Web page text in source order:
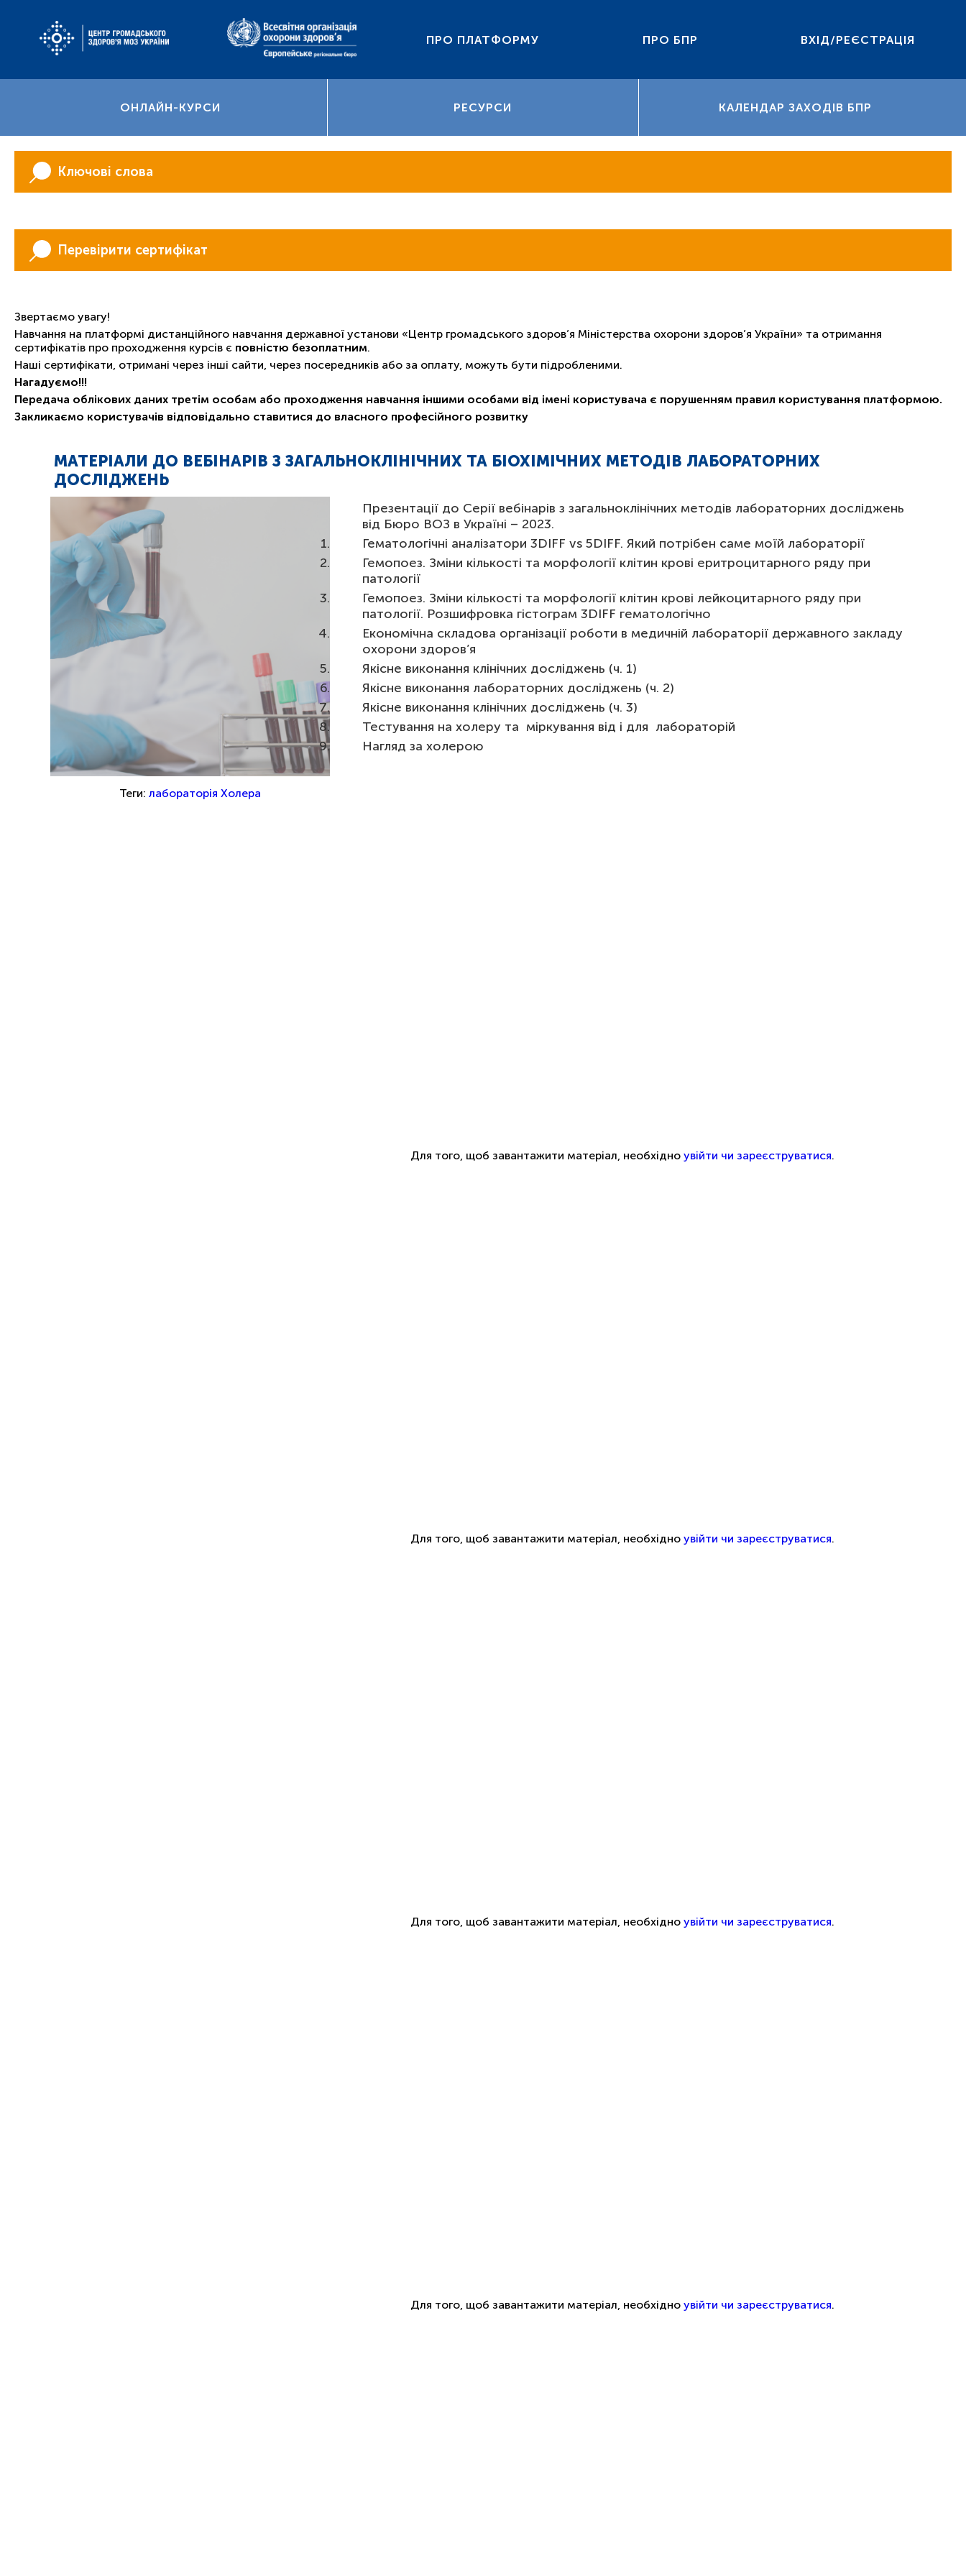
ПРО ПЛАТФОРМУ ПРО БПР ВХІД/РЕЄСТРАЦІЯ
ОНЛАЙН-КУРСИ РЕСУРСИ КАЛЕНДАР ЗАХОДІВ БПР
Ключові слова
Перевірити сертифікат
Звертаємо увагу!
Навчання на платформі дистанційного навчання державної установи «Центр громадського здоров’я Міністерства охорони здоров’я України» та отримання
сертифікатів про проходження курсів є повністю безоплатним.
Наші сертифікати, отримані через інші сайти, через посередників або за оплату, можуть бути підробленими.
Нагадуємо!!!
Передача облікових даних третім особам або проходження навчання іншими особами від імені користувача є порушенням правил користування платформою.
Закликаємо користувачів відповідально ставитися до власного професійного розвитку
МАТЕРІАЛИ ДО ВЕБІНАРІВ З ЗАГАЛЬНОКЛІНІЧНИХ ТА БІОХІМІЧНИХ МЕТОДІВ ЛАБОРАТОРНИХ
ДОСЛІДЖЕНЬ
Презентації до Серії вебінарів з загальноклінічних методів лабораторних досліджень
від Бюро ВОЗ в Україні – 2023.
Гематологічні аналізатори 3DIFF vs 5DIFF. Який потрібен саме моїй лабораторії
Гемопоез. Зміни кількості та морфології клітин крові еритроцитарного ряду при
патології
Гемопоез. Зміни кількості та морфології клітин крові лейкоцитарного ряду при
патології. Розшифровка гістограм 3DIFF гематологічно
Економічна складова організації роботи в медичній лабораторії державного закладу
охорони здоров’я
Якісне виконання клінічних досліджень (ч. 1)
Якісне виконання лабораторних досліджень (ч. 2)
Якісне виконання клінічних досліджень (ч. 3)
Тестування на холеру та міркування від і для лабораторій
Нагляд за холерою
Теги: лабораторія Холера
Для того, щоб завантажити матеріал, необхідноувійти чи зареєструватися.
Для того, щоб завантажити матеріал, необхідноувійти чи зареєструватися.
Для того, щоб завантажити матеріал, необхідноувійти чи зареєструватися.
Для того, щоб завантажити матеріал, необхідноувійти чи зареєструватися.